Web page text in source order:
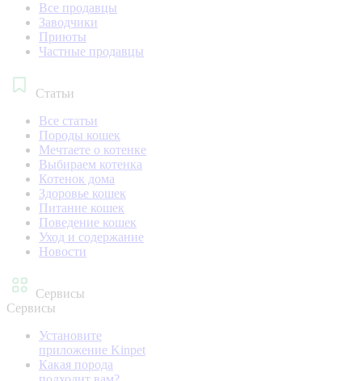
Все продавцы
Заводчики
Приюты
Частные продавцы
Статьи
Все статьи
Породы кошек
Мечтаете о котенке
Выбираем котенка
Котенок дома
Здоровье кошек
Питание кошек
Поведение кошек
Уход и содержание
Новости
Сервисы
Сервисы
Установите
приложение Kinpet
Какая порода